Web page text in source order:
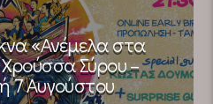
«Ανέμελα στα
Σύρου –
7 Αυγούστου